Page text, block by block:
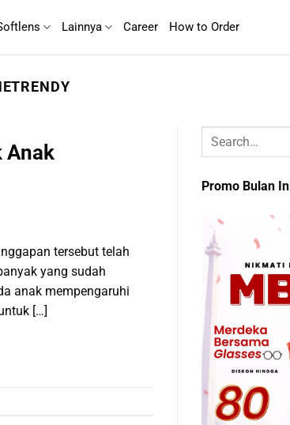
Lainnya Career How to Order
Anak
tersebut telah
yang sudah
anak mempengaruhi
[…]
Promo Bulan